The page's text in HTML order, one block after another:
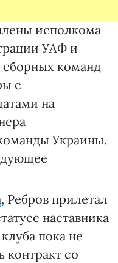
исполкома
УАФ и
команд
с
на
Украины.
, Ребров прилетал
наставника
пока не
контракт со